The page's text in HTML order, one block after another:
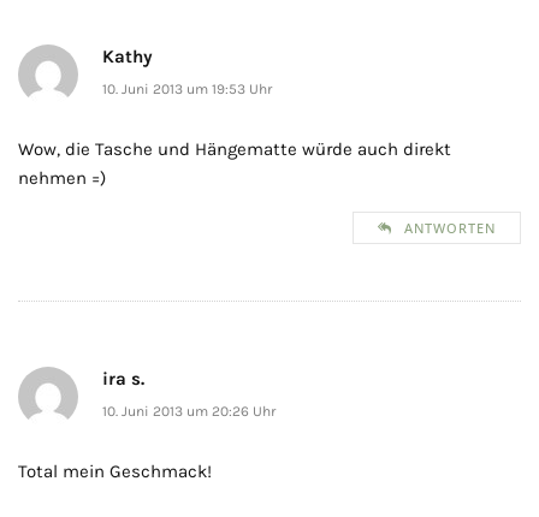
Kathy
10. Juni 2013 um 19:53 Uhr
Wow, die Tasche und Hängematte würde auch direkt
nehmen =)
ANTWORTEN
ira s.
10. Juni 2013 um 20:26 Uhr
Total mein Geschmack!